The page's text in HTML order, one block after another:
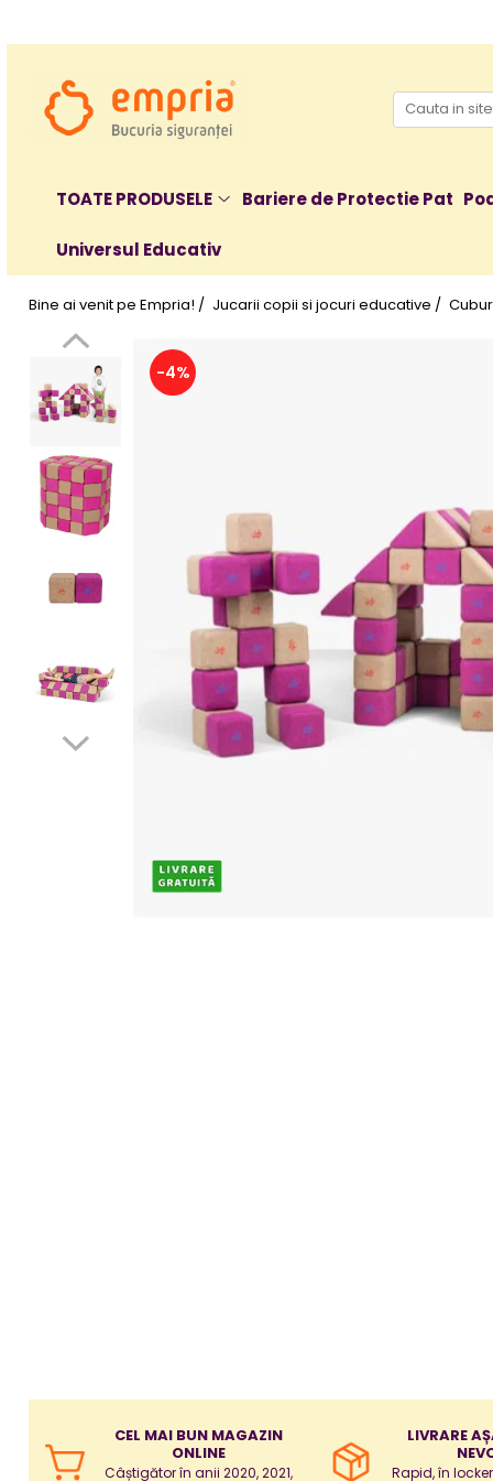
Protectii pat
Aparatori laterale patut bebe
Protectii mobilier
Protectie colturi mobila copii
Sigurante pentru sertare si usi
Sigurante geamuri si usi glisante
Kituri de siguranta pentru copii si
bebelusi
Protectii casa
Protectii utile
Poarta siguranta copii
Deflectoare pentru aer
conditionat
Casti antifonice pentru copii si
bebelusi
Echipament protectie bicicleta si
Ochelari de soare
Jucarii copii si jocuri educative
Jucarii dentitie
Jocuri educative
TOATE PRODUSELE Bariere de Protectie Pat
Universul Educativ
Bine ai venit pe Empria! / Jucarii copii si jocuri educative /
-4%
CEL MAI BUN MAGAZIN
ONLINE
Câștigător în anii 2020, 2021,
LIVRARE
Rapid, în